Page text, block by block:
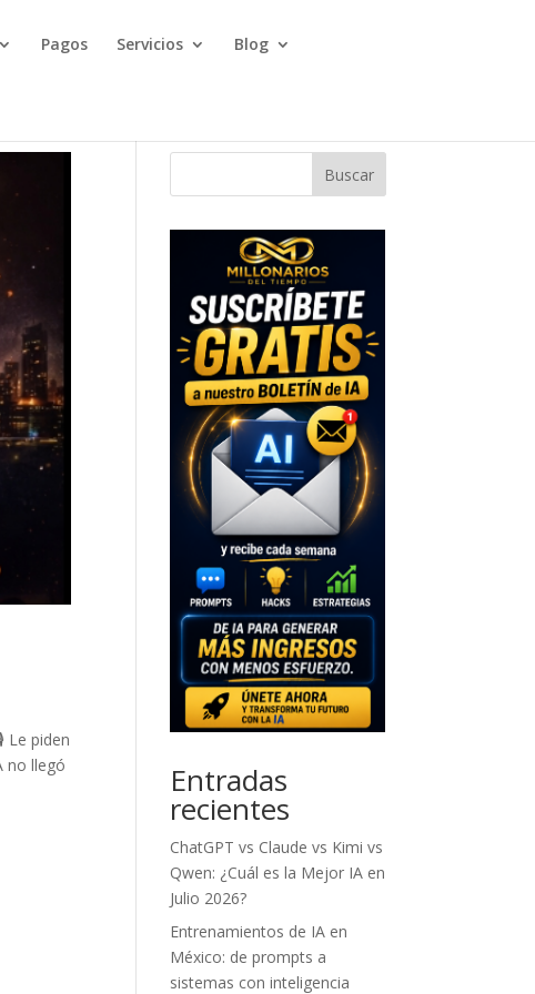
Pagos Servicios Blog
Le piden
no llegó
Buscar
Entradas
recientes
ChatGPT vs Claude vs Kimi vs
Qwen: ¿Cuál es la Mejor IA en
Julio 2026?
Entrenamientos de IA en
México: de prompts a
sistemas con inteligencia